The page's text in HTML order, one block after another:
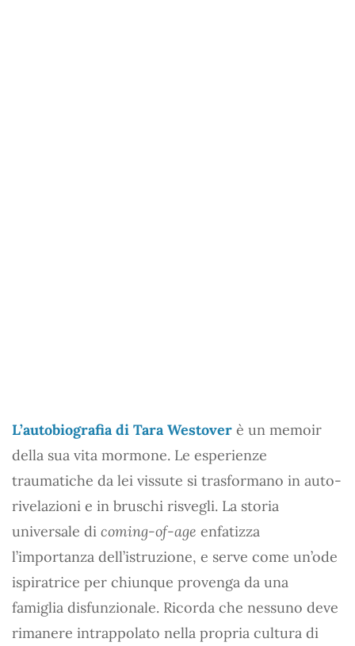
L’autobiografia di Tara Westover è un memoir
della sua vita mormone. Le esperienze
traumatiche da lei vissute si trasformano in auto-
rivelazioni e in bruschi risvegli. La storia
universale di coming-of-age enfatizza
l’importanza dell’istruzione, e serve come un’ode
ispiratrice per chiunque provenga da una
famiglia disfunzionale. Ricorda che nessuno deve
rimanere intrappolato nella propria cultura di